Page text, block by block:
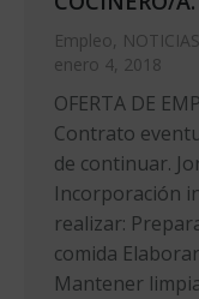
Empleo, NOTICIAS
enero 4, 2018
OFERTA DE
Contrato
de continuar.
Incorporación
realizar:
comida
Mantener